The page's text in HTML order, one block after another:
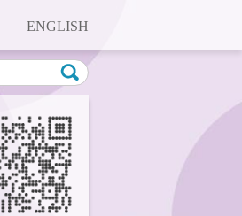
ENGLISH